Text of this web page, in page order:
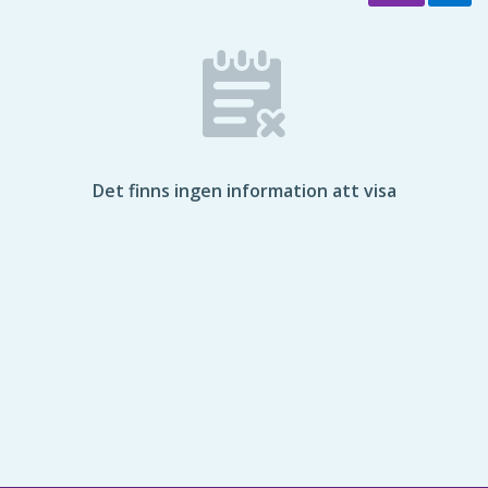
Det finns ingen information att visa